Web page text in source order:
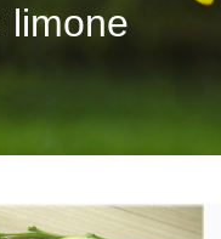
limone